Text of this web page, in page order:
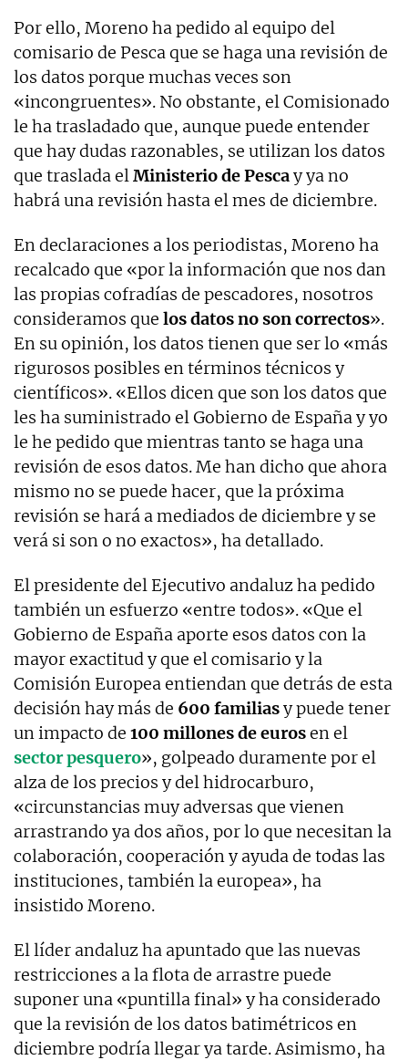
Por ello, Moreno ha pedido al equipo del
comisario de Pesca que se haga una revisión de
los datos porque muchas veces son
«incongruentes». No obstante, el Comisionado
le ha trasladado que, aunque puede entender
que hay dudas razonables, se utilizan los datos
que traslada elMinisterio de Pescay ya no
habrá una revisión hasta el mes de diciembre.
En declaraciones a los periodistas, Moreno ha
recalcado que «por la información que nos dan
las propias cofradías de pescadores, nosotros
consideramos que los datos no son correctos».
En su opinión, los datos tienen que ser lo «más
rigurosos posibles en términos técnicos y
científicos». «Ellos dicen que son los datos que
les ha suministrado el Gobierno de España y yo
le he pedido que mientras tanto se haga una
revisión de esos datos. Me han dicho que ahora
mismo no se puede hacer, que la próxima
revisión se hará a mediados de diciembre y se
verá si son o no exactos», ha detallado.
El presidente del Ejecutivo andaluz ha pedido
también un esfuerzo «entre todos». «Que el
Gobierno de España aporte esos datos con la
mayor exactitud y que el comisario y la
Comisión Europea entiendan que detrás de esta
decisión hay más de 600 familiasy puede tener
un impacto de 100 millones de eurosen el
sector pesquero», golpeado duramente por el
alza de los precios y del hidrocarburo,
«circunstancias muy adversas que vienen
arrastrando ya dos años, por lo que necesitan la
colaboración, cooperación y ayuda de todas las
instituciones, también la europea», ha
insistido Moreno.
El líder andaluz ha apuntado que las nuevas
restricciones a la flota de arrastre puede
suponer una «puntilla final» y ha considerado
que la revisión de los datos batimétricos en
diciembre podría llegar ya tarde. Asimismo, ha